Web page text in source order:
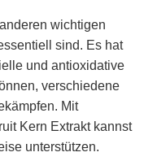
wichtigen
sind. Es hat
und antioxidative
verschiedene
Mit
Kern Extrakt kannst
unterstützen.